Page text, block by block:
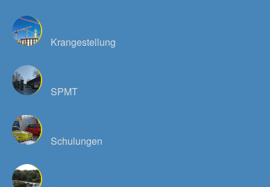
Krangestellung
SPMT
Schulungen